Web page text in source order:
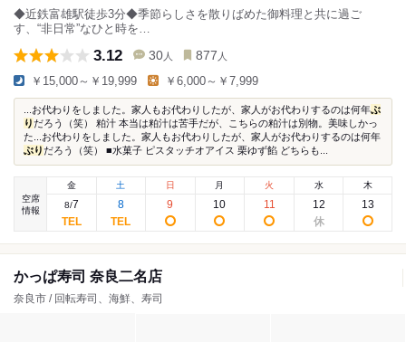
◆近鉄富雄駅徒歩3分◆季節らしさを散りばめた御料理と共に過ご
す、“非日常”なひと時を…
3.12 30 人 877 人
￥15,000～￥19,999 ￥6,000～￥7,999
...お代わりをしました。家人もお代わりしたが、家人がお代わりするのは何年ぶ
りだろう（笑） 粕汁 本当は粕汁は苦手だが、こちらの粕汁は別物。美味しかっ
た...お代わりをしました。家人もお代わりしたが、家人がお代わりするのは何年
ぶりだろう（笑） ■水菓子 ピスタッチオアイス 栗ゆず餡 どちらも...
空席
情報
金
8/7
土
8
日
9
月
10
火
11
水
12
木
13
かっぱ寿司 奈良二名店
奈良市 / 回転寿司、海鮮、寿司